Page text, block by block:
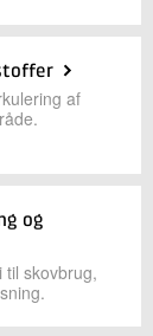
af
og
skovbrug,